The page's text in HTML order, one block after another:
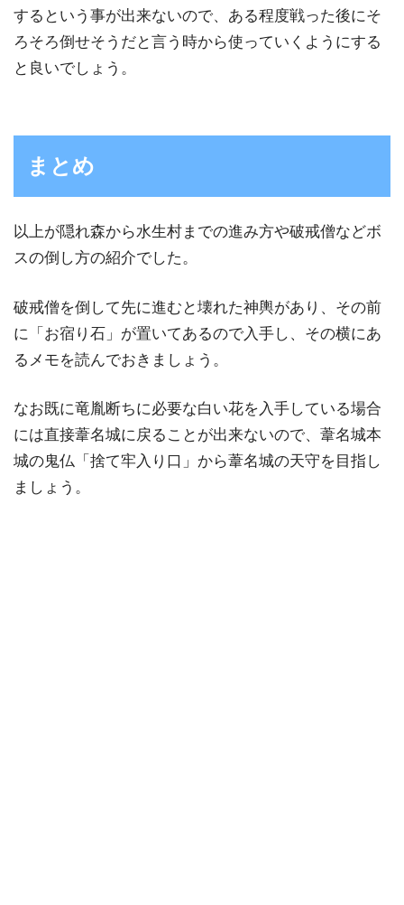
するという事が出来ないので、ある程度戦った後にそ
ろそろ倒せそうだと言う時から使っていくようにする
と良いでしょう。
まとめ
以上が隠れ森から水生村までの進み方や破戒僧などボ
スの倒し方の紹介でした。
破戒僧を倒して先に進むと壊れた神輿があり、その前
に「お宿り石」が置いてあるので入手し、その横にあ
るメモを読んでおきましょう。
なお既に竜胤断ちに必要な白い花を入手している場合
には直接葦名城に戻ることが出来ないので、葦名城本
城の鬼仏「捨て牢入り口」から葦名城の天守を目指し
ましょう。